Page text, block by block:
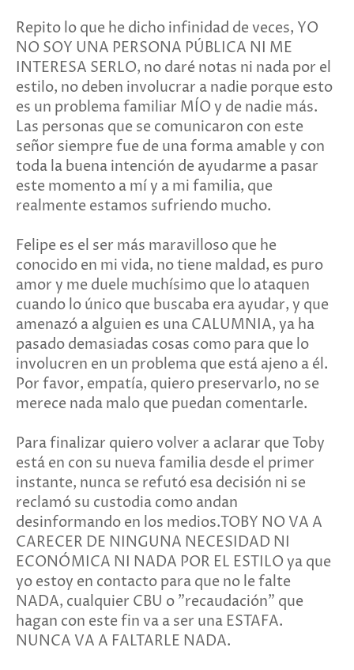
Repito lo que he dicho infinidad de veces, YO
NO SOY UNA PERSONA PÚBLICA NI ME
INTERESA SERLO, no daré notas ni nada por el
estilo, no deben involucrar a nadie porque esto
es un problema familiar MÍO y de nadie más.
Las personas que se comunicaron con este
señor siempre fue de una forma amable y con
toda la buena intención de ayudarme a pasar
este momento a mí y a mi familia, que
realmente estamos sufriendo mucho.
Felipe es el ser más maravilloso que he
conocido en mi vida, no tiene maldad, es puro
amor y me duele muchísimo que lo ataquen
cuando lo único que buscaba era ayudar, y que
amenazó a alguien es una CALUMNIA, ya ha
pasado demasiadas cosas como para que lo
involucren en un problema que está ajeno a él.
Por favor, empatía, quiero preservarlo, no se
merece nada malo que puedan comentarle.
Para finalizar quiero volver a aclarar que Toby
está en con su nueva familia desde el primer
instante, nunca se refutó esa decisión ni se
reclamó su custodia como andan
desinformando en los medios.TOBY NO VA A
CARECER DE NINGUNA NECESIDAD NI
ECONÓMICA NI NADA POR EL ESTILO ya que
yo estoy en contacto para que no le falte
NADA, cualquier CBU o "recaudación" que
hagan con este fin va a ser una ESTAFA.
NUNCA VA A FALTARLE NADA.